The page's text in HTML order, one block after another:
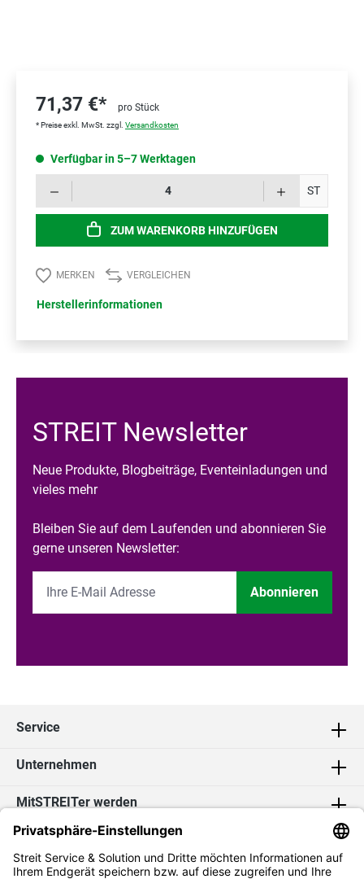
71,37 €* pro Stück
* Preise exkl. MwSt. zzgl. Versandkosten
Verfügbar in 5–7 Werktagen
ST
ZUM WARENKORB HINZUFÜGEN
MERKEN VERGLEICHEN
Herstellerinformationen
STREIT Newsletter
Neue Produkte, Blogbeiträge, Eventeinladungen und
vieles mehr
Bleiben Sie auf dem Laufenden und abonnieren Sie
gerne unseren Newsletter:
Abonnieren
Service
Unternehmen
MitSTREITer werden
Kontakt